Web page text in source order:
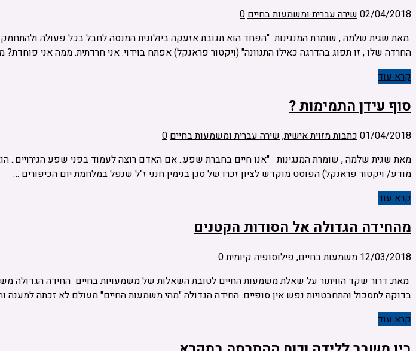
02/04/2018שירה עברית ומשמעות בחיים0
מאת שגית שלמה , שומרת המנגינות "הפחד הוא תגובת אזעקה ביולוגית המנסה לחבל בכל פעולה
החרדה שלו , זו תפוג בהדרגה כאילו התנוונה" (ויקטור פראנקל) אפתח בוידוי. אני חרדתית. ממה אני
קרא עוד
סוף עידן התמימות ?
01/04/2018כתבות מזוית אישית,שירה עברית ומשמעות בחיים0
מאת שגית שלמה , שומרת המנגינות "אנו חיים בחברת שפע.. אם האדם רוצה לעמוד בפני שפע
מודע/ ויקטור פראנקל) הפוסט מוקדש לציון זכרו של סגן בנימין חנני ז"ל שנפל במלחמת יום הכיפורים …
קרא עוד
מהחידה הגדולה אל הסודות הקטנים
12/03/2018 משמעות בחיים, פילוסופיה קיומית0
מאת: דרור שקד הוויתור על שאלת משמעות החיים לטובת השאלות של משמעויות בחיים החידה הגדולה
בדוקה לתסכול והתחבטויות נפש אין סופיים. החידה הגדולה "מהי משמעות החיים" מעולם לא זכתה למענה
קרא עוד